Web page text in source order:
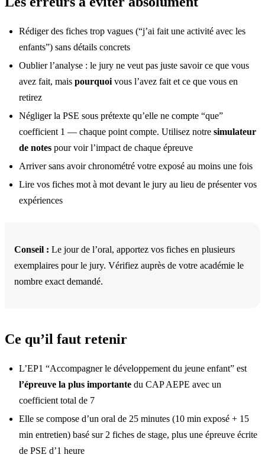
Rédiger des fiches trop vagues (“j’ai fait une activité avec les
enfants”) sans détails concrets
Oublier l’analyse : le jury ne veut pas juste savoir ce que vous
avez fait, mais pourquoi vous l’avez fait et ce que vous en
retirez
Négliger la PSE sous prétexte qu’elle ne compte “que”
coefficient 1 — chaque point compte. Utilisez notre simulateur
de notes pour voir l’impact de chaque épreuve
Arriver sans avoir chronométré votre exposé au moins une fois
Lire vos fiches mot à mot devant le jury au lieu de présenter vos
expériences
Conseil : Le jour de l’oral, apportez vos fiches en plusieurs
exemplaires pour le jury. Vérifiez auprès de votre académie le
nombre exact demandé.
Ce qu’il faut retenir
L’EP1 “Accompagner le développement du jeune enfant” est
l’épreuve la plus importante du CAP AEPE avec un
coefficient total de 7
Elle se compose d’un oral de 25 minutes (10 min exposé + 15
min entretien) basé sur 2 fiches de stage, plus une épreuve écrite
de PSE d’1 heure